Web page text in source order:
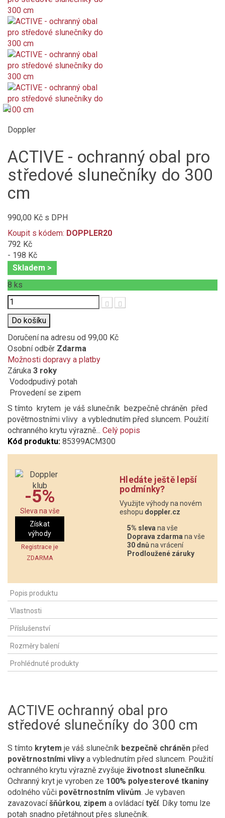
Doppler
ACTIVE - ochranný obal pro
středové slunečníky do 300
cm
990,00 Kč s DPH
Koupit s kódem: DOPPLER20
792 Kč
- 198 Kč
Skladem >
8 ks
Počet
Do košíku
Doručení na adresu od 99,00 Kč
Osobní odběr Zdarma
Možnosti dopravy a platby
Záruka 3 roky
Vododpudivý potah
Provedení se zipem
S tímto krytem je váš slunečník bezpečně chráněn před
povětrnostními vlivy a vyblednutím před sluncem. Použití
ochranného krytu výrazně... Celý popis
Kód produktu: 85399ACM300
-5%
Sleva na vše
Získat
výhody
Registrace je
ZDARMA
Hledáte ještě lepší
podmínky?
Využijte výhody na novém
eshopu doppler.cz
5% sleva na vše
Doprava zdarma na vše
30 dnů na vrácení
Prodloužené záruky
Popis produktu
Vlastnosti
Příslušenství
Rozměry balení
Prohlédnuté produkty
ACTIVE ochranný obal pro
středové slunečníky do 300 cm
S tímto krytem je váš slunečník bezpečně chráněn před
povětrnostními vlivy a vyblednutím před sluncem. Použití
ochranného krytu výrazně zvyšuje životnost slunečníku.
Ochranný kryt je vyroben ze 100% polyesterové tkaniny
odolného vůči povětrnostním vlivům. Je vybaven
zavazovacíšňůrkou, zipem a ovládacítyčí. Díky tomu lze
potah snadno přetáhnout přes slunečník.